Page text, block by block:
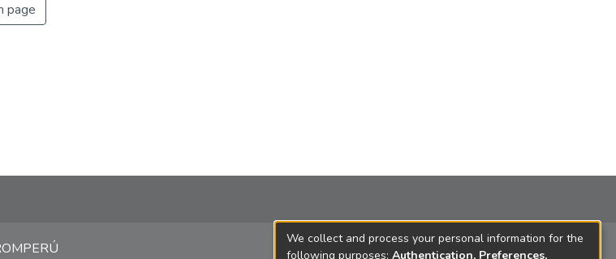
page
We collect and process your personal information for the
following purposes: Authentication, Preferences,